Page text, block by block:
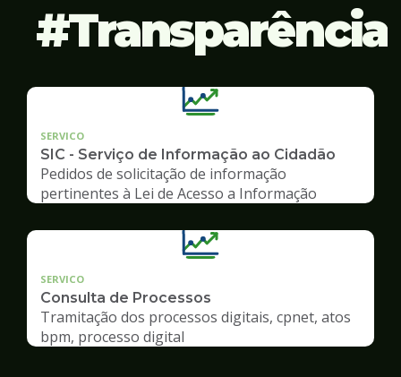
Transparência
SERVICO
SIC - Serviço de Informação ao Cidadão
Pedidos de solicitação de informação
pertinentes à Lei de Acesso a Informação
SERVICO
Consulta de Processos
Tramitação dos processos digitais, cpnet, atos
bpm, processo digital